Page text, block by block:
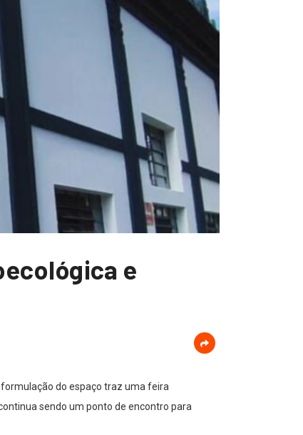
e
do espaço traz uma feira
sendo um ponto de encontro para